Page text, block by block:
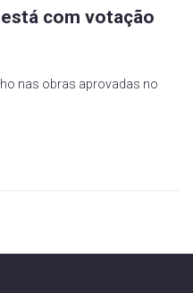
com votação
nas obras aprovadas no